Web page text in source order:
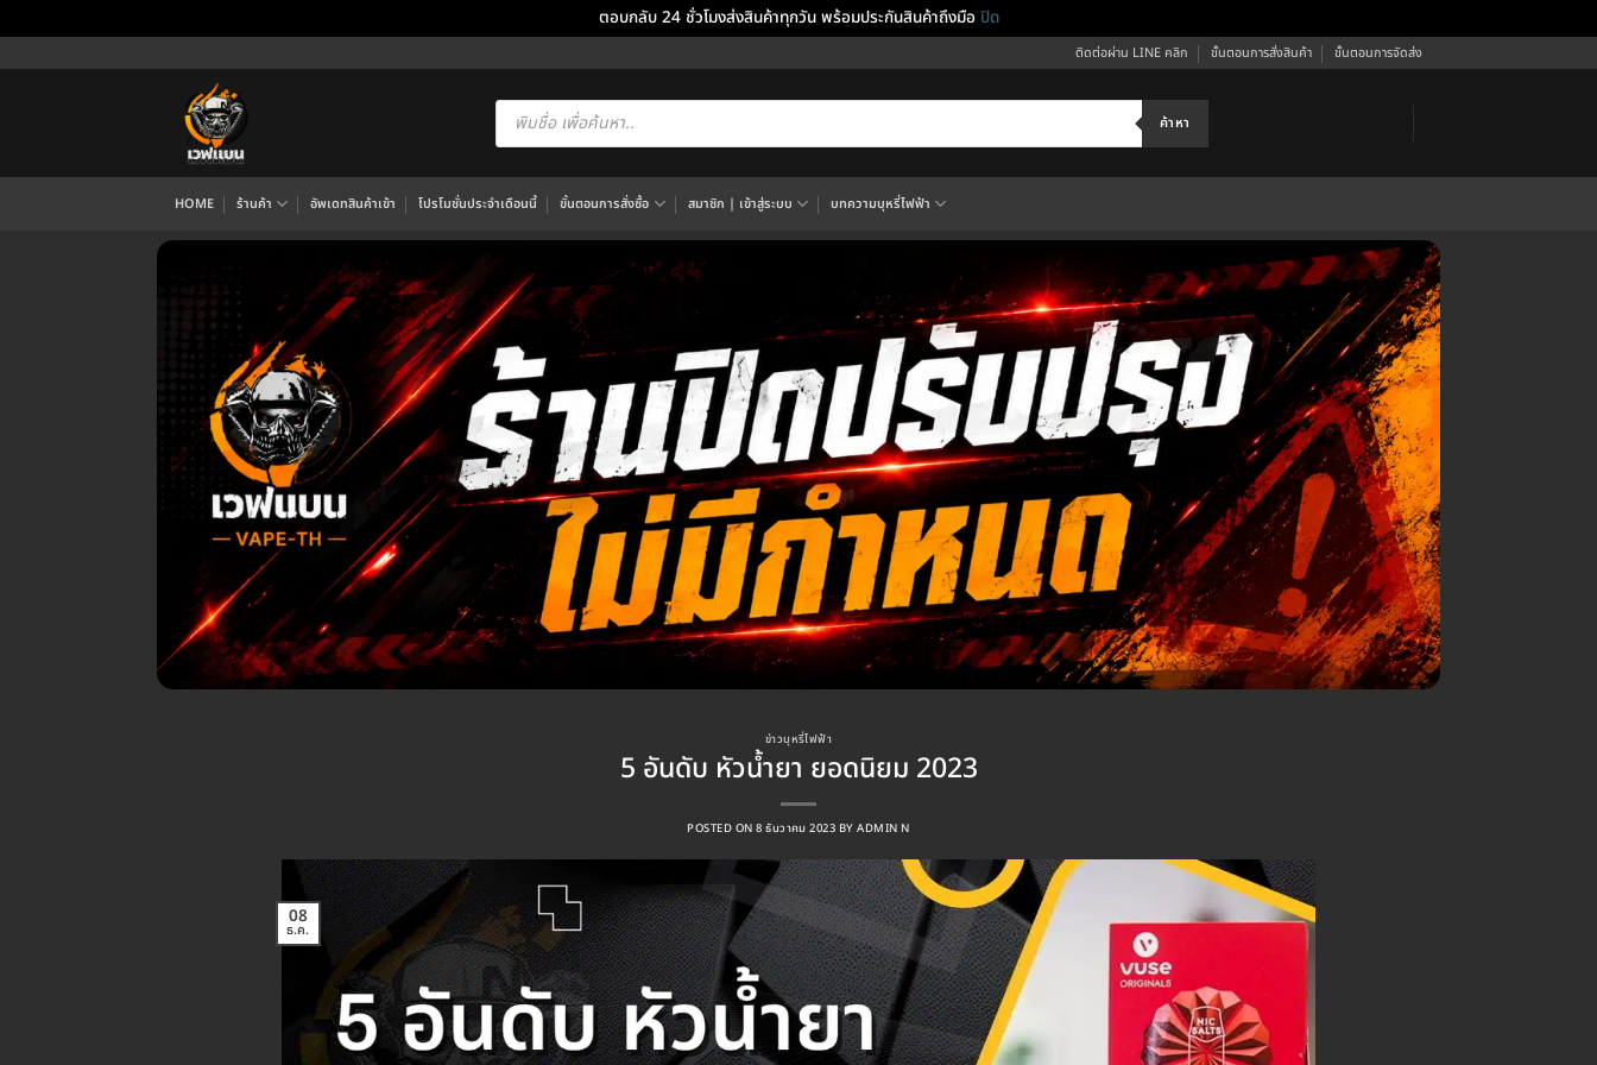
ตอบกลับ 24 ชั่วโมงส่งสินค้าทุกวัน พร้อมประกันสินค้าถึงมือ ปิด
ไป
ติดต่อผ่าน LINE คลิก ขั้นตอนการสั่งสินค้า ขั้นตอนการจัดส่ง
Products
search ค้าหา
HOME ร้านค้า อัพเดทสินค้าเข้า โปรโมชั่นประจำเดือนนี้ ขั้นตอนการสั่งซื้อ สมาชิก | เข้าสู่ระบบ บทความบุหรี่ไฟฟ้า
ข่าวบุหรี่ไฟฟ้า
5 อันดับ หัวน้ำยา ยอดนิยม 2023
POSTED ON8 ธันวาคม 2023 BYADMIN N
08
ธ.ค.